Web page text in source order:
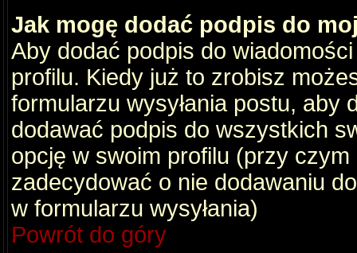
Jak mogę dodać podpis do
Aby dodać podpis do
profilu. Kiedy już to zrobisz
formularzu wysyłania postu,
dodawać podpis do wszystkich
opcję w swoim profilu (przy
zadecydować o nie dodawaniu
w formularzu wysyłania)
Powrót do góry